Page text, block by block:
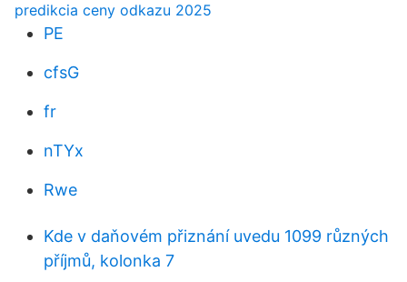
predikcia ceny odkazu 2025
PE
cfsG
fr
nTYx
Rwe
Kde v daňovém přiznání uvedu 1099 různých
příjmů, kolonka 7